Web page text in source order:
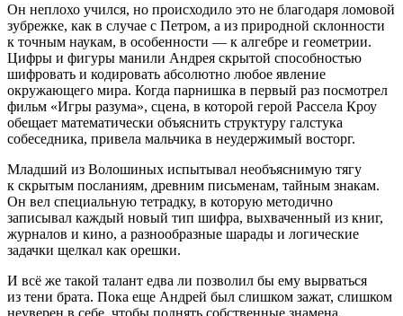
Он неплохо учился, но происходило это не благодаря ломовой
зубрежке, как в случае с Петром, а из природной склонности
к точным наукам, в особенности — к алгебре и геометрии.
Цифры и фигуры манили Андрея скрытой способностью
шифровать и кодировать абсолютно любое явление
окружающего мира. Когда парнишка в первый раз посмотрел
фильм «Игры разума», сцена, в которой герой Рассела Кроу
обещает математически объяснить структуру галстука
собеседника, привела мальчика в неудержимый восторг.
Младший из Волошиных испытывал необъяснимую тягу
к скрытым посланиям, древним письменам, тайным знакам.
Он вел специальную тетрадку, в которую методично
записывал каждый новый тип шифра, выхваченный из книг,
журналов и кино, а разнообразные шарады и логические
задачки щелкал как орешки.
И всё же такой талант едва ли позволил бы ему вырваться
из тени брата. Пока еще Андрей был слишком зажат, слишком
неуверен в себе, чтобы поднять собственные знамена.